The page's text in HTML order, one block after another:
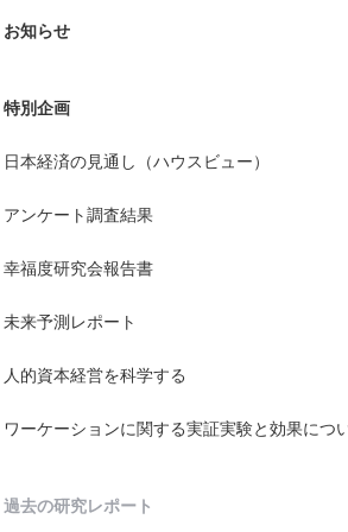
お知らせ
特別企画
日本経済の見通し（ハウスビュー）
アンケート調査結果
幸福度研究会報告書
未来予測レポート
人的資本経営を科学する
ワーケーションに関する実証実験と効果につ
過去の研究レポート